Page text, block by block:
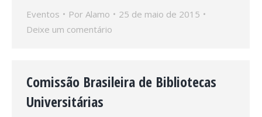
Eventos Por Alamo
25 de maio de 2015
Deixe um comentário
Comissão Brasileira de Bibliotecas
Universitárias